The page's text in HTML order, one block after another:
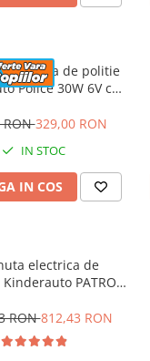
electrica de politie
Police 30W 6V cu
culoare Rosu
RON329,00 RON
IN STOC
IN COS
electrica de
PATROL
RON812,43 RON